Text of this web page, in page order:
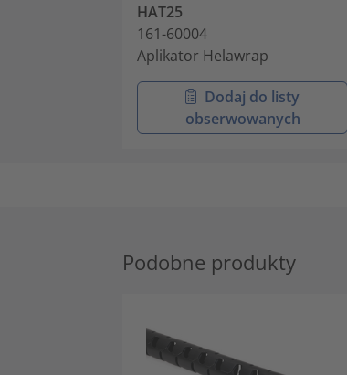
HAT25
161-60004
Aplikator Helawrap
Dodaj do listy
obserwowanych
Podobne produkty